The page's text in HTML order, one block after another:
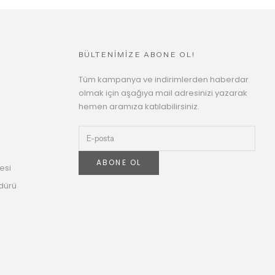
BÜLTENİMİZE ABONE OL!
Tüm kampanya ve indirimlerden haberdar
olmak için aşağıya mail adresinizi yazarak
hemen aramıza katılabilirsiniz.
ABONE OL